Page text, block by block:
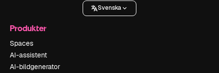
Svenska
Produkter
Spaces
AI-assistent
AI-bildgenerator